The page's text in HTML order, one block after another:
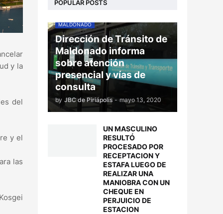
y la
del
y el
las
POPULAR POSTS
MALDONADO
Dirección de Tránsito de
Maldonado informa
sobre atención
presencial y vías de
consulta
by JBC de Piriápolis - mayo 13, 2020
UN MASCULINO
RESULTÓ
PROCESADO POR
RECEPTACION Y
ESTAFA LUEGO DE
REALIZAR UNA
MANIOBRA CON UN
CHEQUE EN
PERJUICIO DE
ESTACION